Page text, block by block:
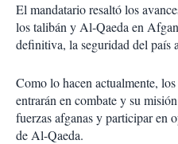
El mandatario resaltó los
los talibán y Al-Qaeda en
definitiva, la seguridad del país
Como lo hacen actualmente,
entrarán en combate y su
fuerzas afganas y participar en
de Al-Qaeda.